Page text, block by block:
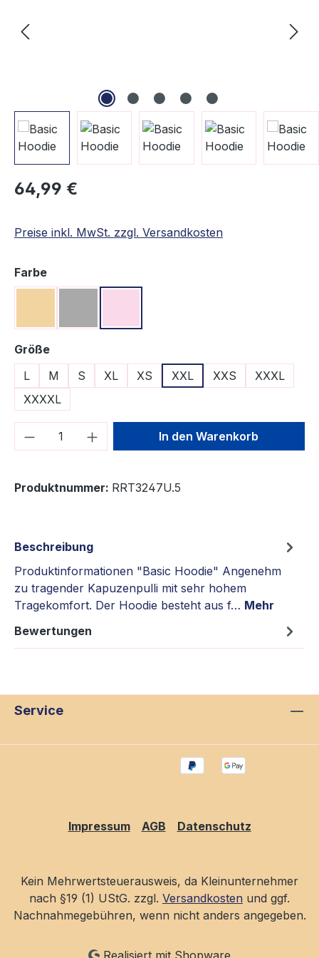
Regulärer Preis:
64,99 €
Preise inkl. MwSt. zzgl. Versandkosten
Farbeauswählen
Größeauswählen
L
M S XL XS XXL XXS
XXXL
XXXXL
Produkt Anzahl: Gib denIn den Warenkorb
Produktnummer: RRT3247U.5
Beschreibung
Produktinformationen "Basic Hoodie" Angenehm
zu tragender Kapuzenpulli mit sehr hohem
Tragekomfort. Der Hoodie besteht aus f… Mehr
Bewertungen
Service
Impressum AGB Datenschutz
Kein Mehrwertsteuerausweis, da Kleinunternehmer
nach §19 (1) UStG. zzgl. Versandkosten und ggf.
Nachnahmegebühren, wenn nicht anders angegeben.